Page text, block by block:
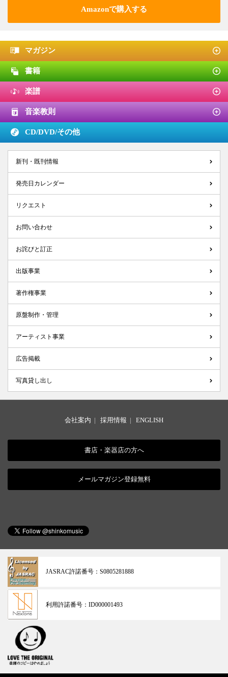
Amazonで購入する
マガジン
書籍
楽譜
音楽教則
CD/DVD/その他
新刊・既刊情報
発売日カレンダー
リクエスト
お問い合わせ
お詫びと訂正
出版事業
著作権事業
原盤制作・管理
アーティスト事業
広告掲載
写真貸し出し
会社案内 | 採用情報 | ENGLISH
書店・楽器店の方へ
メールマガジン登録無料
JASRAC許諾番号： S0805281888
利用許諾番号： ID000001493